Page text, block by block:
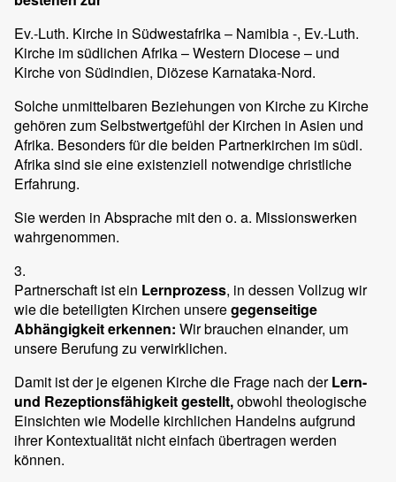
Ev.-Luth. Kirche in Südwestafrika – Namibia -, Ev.-Luth.
Kirche im südlichen Afrika – Western Diocese – und
Kirche von Südindien, Diözese Karnataka-Nord.
Solche unmittelbaren Beziehungen von Kirche zu Kirche
gehören zum Selbstwertgefühl der Kirchen in Asien und
Afrika. Besonders für die beiden Partnerkirchen im südl.
Afrika sind sie eine existenziell notwendige christliche
Erfahrung.
Sie werden in Absprache mit den o. a. Missionswerken
wahrgenommen.
3.
Partnerschaft ist ein Lernprozess, in dessen Vollzug wir
wie die beteiligten Kirchen unseregegenseitige
Abhängigkeit erkennen: Wir brauchen einander, um
unsere Berufung zu verwirklichen.
Damit ist der je eigenen Kirche die Frage nach derLern-
und Rezeptionsfähigkeit gestellt,obwohl theologische
Einsichten wie Modelle kirchlichen Handelns aufgrund
ihrer Kontextualität nicht einfach übertragen werden
können.